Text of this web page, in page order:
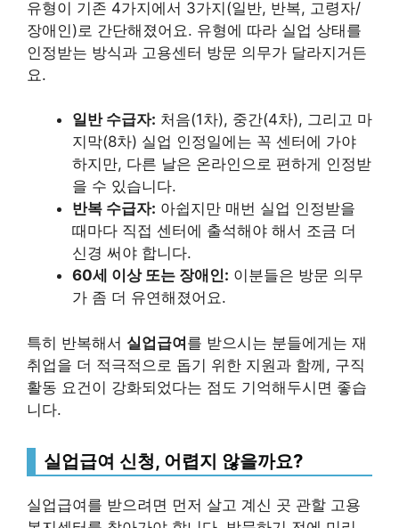
유형이 기존 4가지에서 3가지(일반, 반복, 고령자/
장애인)로 간단해졌어요. 유형에 따라 실업 상태를
인정받는 방식과 고용센터 방문 의무가 달라지거든
요.
일반 수급자: 처음(1차), 중간(4차), 그리고 마
지막(8차) 실업 인정일에는 꼭 센터에 가야
하지만, 다른 날은 온라인으로 편하게 인정받
을 수 있습니다.
반복 수급자: 아쉽지만 매번 실업 인정받을
때마다 직접 센터에 출석해야 해서 조금 더
신경 써야 합니다.
60세 이상 또는 장애인: 이분들은 방문 의무
가 좀 더 유연해졌어요.
특히 반복해서 실업급여를 받으시는 분들에게는 재
취업을 더 적극적으로 돕기 위한 지원과 함께, 구직
활동 요건이 강화되었다는 점도 기억해두시면 좋습
니다.
실업급여 신청, 어렵지 않을까요?
실업급여를 받으려면 먼저 살고 계신 곳 관할 고용